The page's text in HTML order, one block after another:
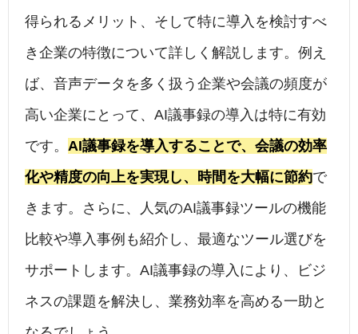
得られるメリット、そして特に導入を検討すべ
き企業の特徴について詳しく解説します。例え
ば、音声データを多く扱う企業や会議の頻度が
高い企業にとって、AI議事録の導入は特に有効
です。 AI議事録を導入することで、会議の効率
化や精度の向上を実現し、時間を大幅に節約で
きます。さらに、人気のAI議事録ツールの機能
比較や導入事例も紹介し、最適なツール選びを
サポートします。AI議事録の導入により、ビジ
ネスの課題を解決し、業務効率を高める一助と